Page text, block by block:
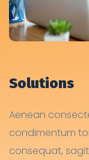
Solutions
Aenean
condimentum
consequat,